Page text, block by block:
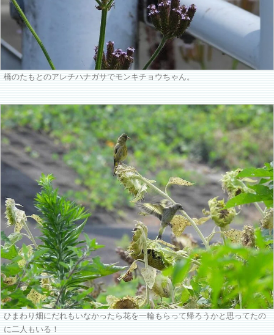
橋のたもとのアレチハナガサでモンキチョウちゃん。
ひまわり畑にだれもいなかったら花を一輪もらって帰ろうかと思ってたの
に二人もいる！